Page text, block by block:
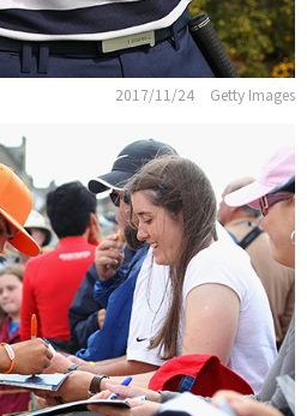
2017/11/24 Getty Images